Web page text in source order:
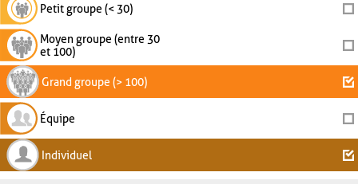
Petit groupe (< 30)
Moyen groupe (entre 30
et 100)
Grand groupe (> 100)
Équipe
Individuel